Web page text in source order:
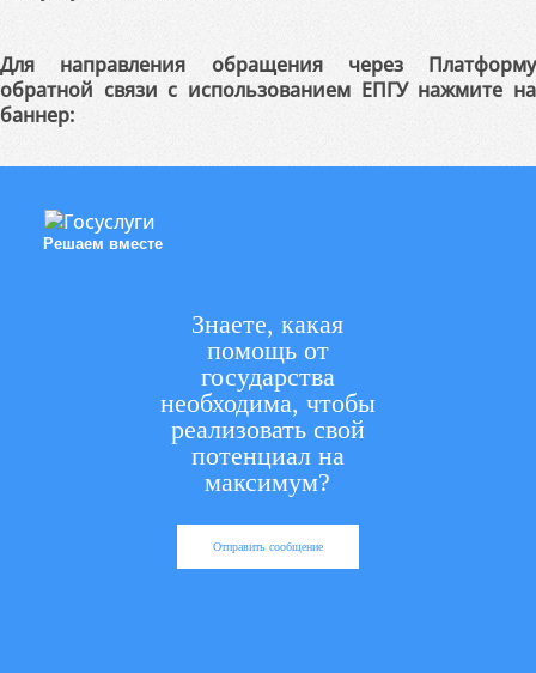
Для направления обращения через Платформу
обратной связи с использованием ЕПГУ нажмите на
баннер:
Решаем вместе
Знаете, какая
помощь от
государства
необходима, чтобы
реализовать свой
потенциал на
максимум?
Отправить сообщение